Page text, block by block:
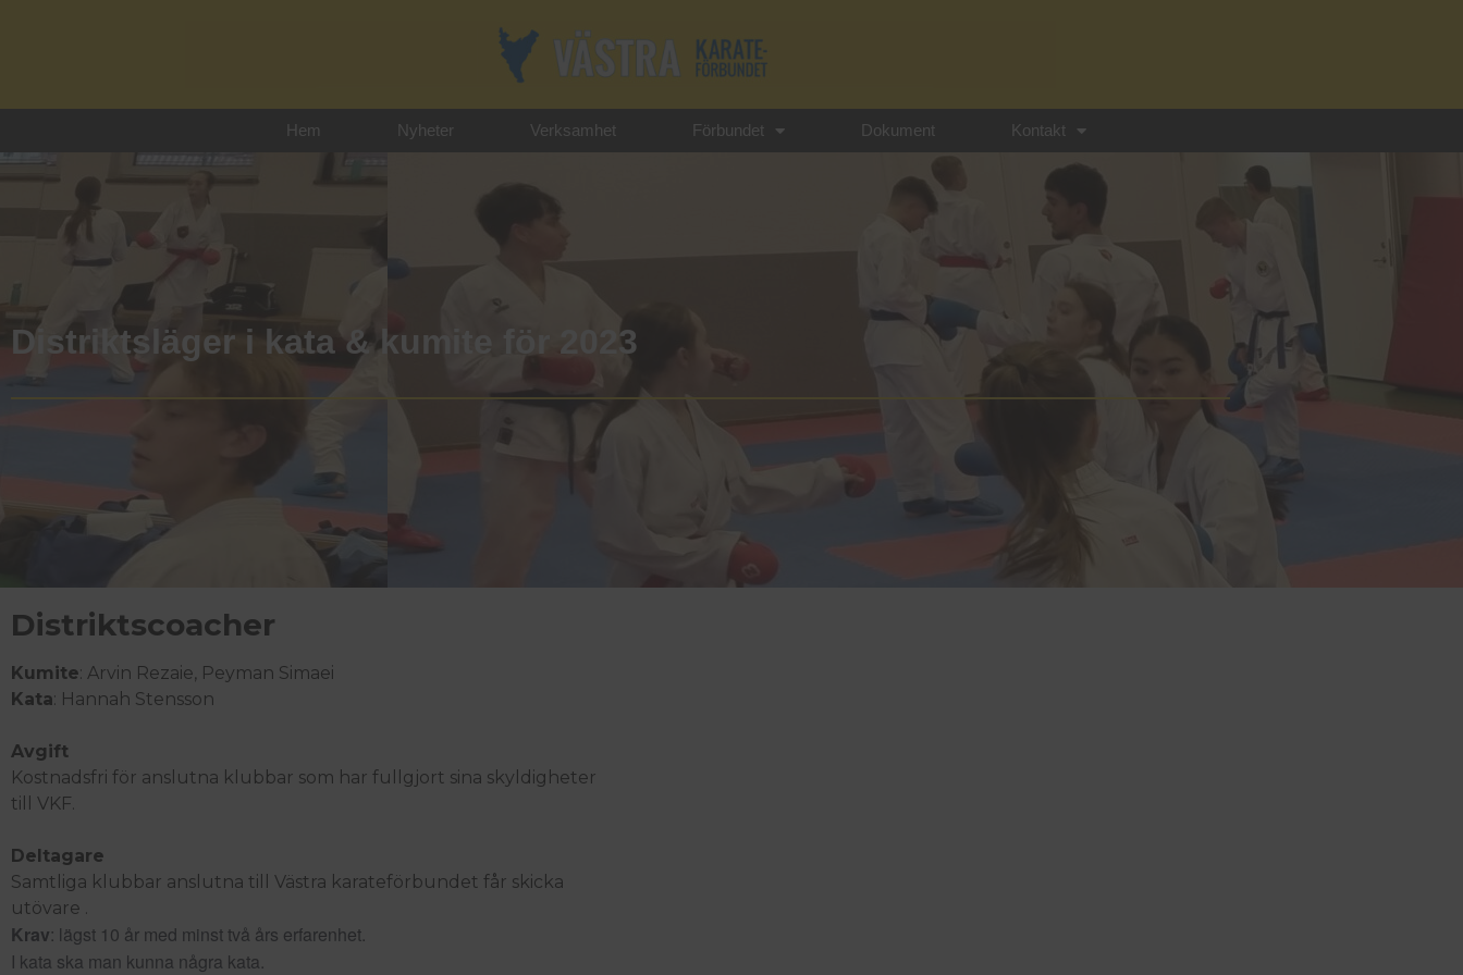
Hem Nyheter Verksamhet Förbundet Dokument Kontakt
Distriktsläger i kata & kumite för 2023
Distriktscoacher
Kumite: Arvin Rezaie, Peyman Simaei
Kata: Hannah Stensson
Avgift
Kostnadsfri för anslutna klubbar som har fullgjort sina skyldigheter
till VKF.
Deltagare
Samtliga klubbar anslutna till Västra karateförbundet får skicka
utövare .
Krav: lägst 10 år med minst två års erfarenhet.
I kata ska man kunna några kata.